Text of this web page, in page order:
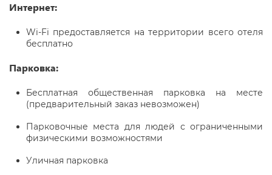
Интернет:
Wi-Fi предоставляется на территории всего отеля
бесплатно
Парковка:
Бесплатная общественная парковка на месте
(предварительный заказ невозможен)
Парковочные места для людей с ограниченными
физическими возможностями
Уличная парковка